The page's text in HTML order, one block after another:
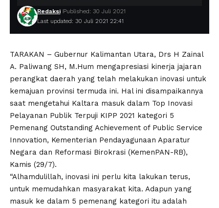
Last updated: 30 Juli 2021 22:41
Redaksi Published: 30 Juli 2021
TARAKAN – Gubernur Kalimantan Utara, Drs H Zainal
A. Paliwang SH, M.Hum mengapresiasi kinerja jajaran
perangkat daerah yang telah melakukan inovasi untuk
kemajuan provinsi termuda ini. Hal ini disampaikannya
saat mengetahui Kaltara masuk dalam Top Inovasi
Pelayanan Publik Terpuji KIPP 2021 kategori 5
Pemenang Outstanding Achievement of Public Service
Innovation, Kementerian Pendayagunaan Aparatur
Negara dan Reformasi Birokrasi (KemenPAN-RB),
Kamis (29/7).
“Alhamdulillah, inovasi ini perlu kita lakukan terus,
untuk memudahkan masyarakat kita. Adapun yang
masuk ke dalam 5 pemenang kategori itu adalah